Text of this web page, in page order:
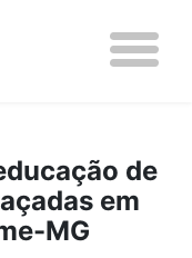
de
em
MG